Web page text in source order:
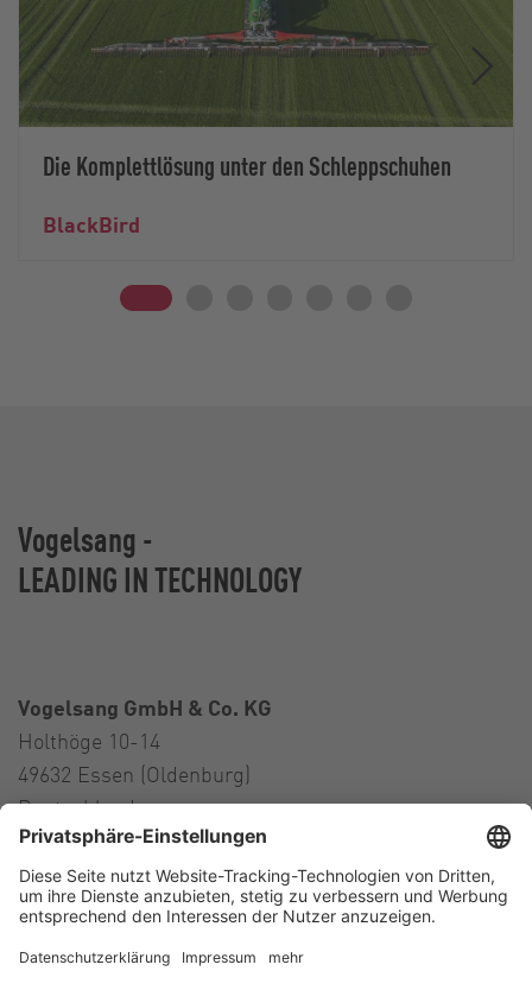
Die Komplettlösung unter den Schleppschuhen
BlackBird
Vogelsang -
LEADING IN TECHNOLOGY
Vogelsang GmbH & Co. KG
Holthöge 10-14
49632 Essen (Oldenburg)
Deutschland
Kontakt
Tel.:+49 5434 83 0